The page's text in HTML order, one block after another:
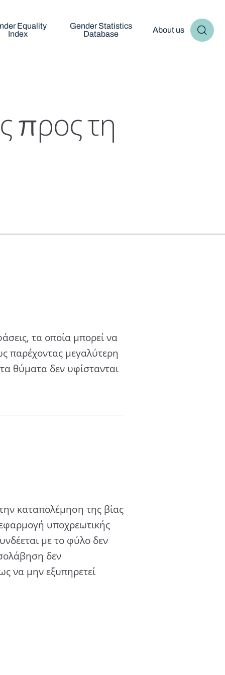
Equality
Index
Gender Statistics
Database
About us
προς τη
τα οποία μπορεί να
παρέχοντας μεγαλύτερη
τα θύματα δεν υφίστανται
καταπολέμηση της βίας
υποχρεωτικής
με το φύλο δεν
δεν
να μην εξυπηρετεί